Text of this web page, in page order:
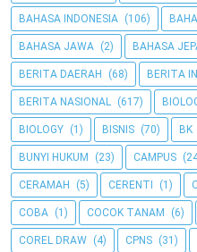
BAHASA INDONESIA (106)
BAHASA JAWA (2) BAHASA
BERITA DAERAH (68) BERITA
BERITA NASIONAL (617)
BIOLOGY (1) BISNIS (70) BK
BUNYI HUKUM (23) CAMPUS
CERAMAH (5) CERENTI (1)
COBA (1) COCOK TANAM (6)
COREL DRAW (4) CPNS (31)